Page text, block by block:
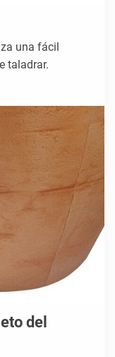
una fácil
taladrar.
del